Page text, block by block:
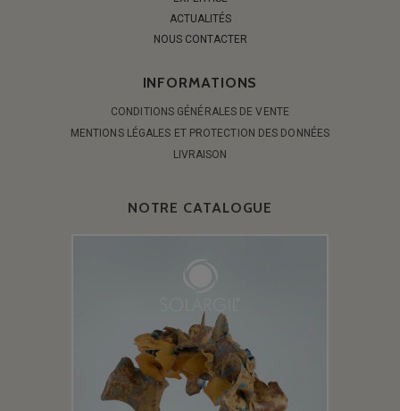
ACTUALITÉS
NOUS CONTACTER
INFORMATIONS
CONDITIONS GÉNÉRALES DE VENTE
MENTIONS LÉGALES ET PROTECTION DES DONNÉES
LIVRAISON
NOTRE CATALOGUE